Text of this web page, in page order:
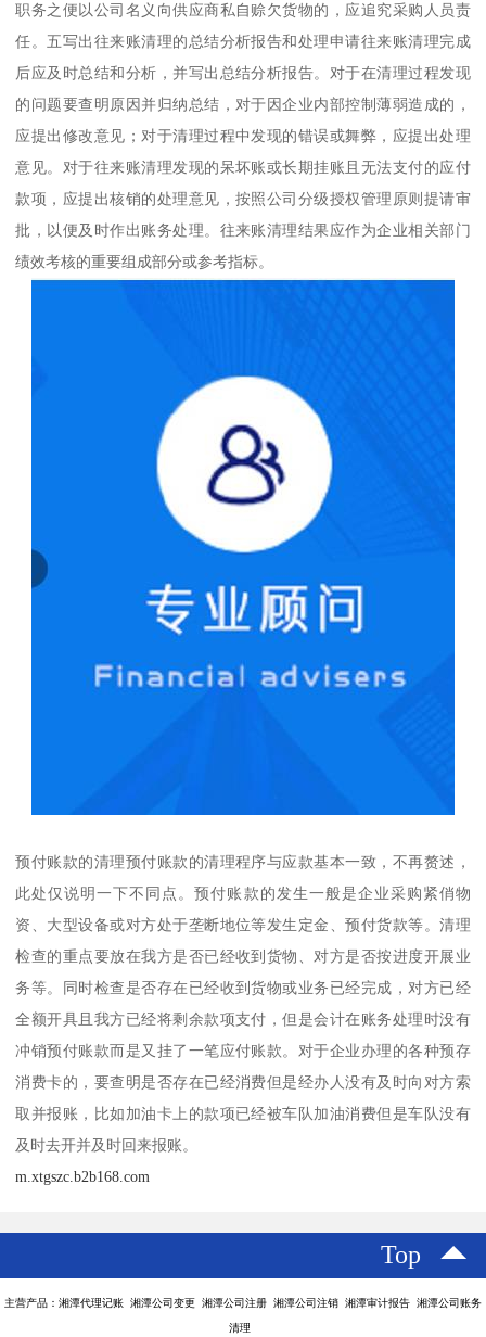
职务之便以公司名义向供应商私自赊欠货物的，应追究采购人员责
任。五写出往来账清理的总结分析报告和处理申请往来账清理完成
后应及时总结和分析，并写出总结分析报告。对于在清理过程发现
的问题要查明原因并归纳总结，对于因企业内部控制薄弱造成的，
应提出修改意见；对于清理过程中发现的错误或舞弊，应提出处理
意见。对于往来账清理发现的呆坏账或长期挂账且无法支付的应付
款项，应提出核销的处理意见，按照公司分级授权管理原则提请审
批，以便及时作出账务处理。往来账清理结果应作为企业相关部门
绩效考核的重要组成部分或参考指标。
预付账款的清理预付账款的清理程序与应款基本一致，不再赘述，
此处仅说明一下不同点。预付账款的发生一般是企业采购紧俏物
资、大型设备或对方处于垄断地位等发生定金、预付货款等。清理
检查的重点要放在我方是否已经收到货物、对方是否按进度开展业
务等。同时检查是否存在已经收到货物或业务已经完成，对方已经
全额开具且我方已经将剩余款项支付，但是会计在账务处理时没有
冲销预付账款而是又挂了一笔应付账款。对于企业办理的各种预存
消费卡的，要查明是否存在已经消费但是经办人没有及时向对方索
取并报账，比如加油卡上的款项已经被车队加油消费但是车队没有
及时去开并及时回来报账。
m.xtgszc.b2b168.com
Top
主营产品：湘潭代理记账 湘潭公司变更 湘潭公司注册 湘潭公司注销 湘潭审计报告 湘潭公司账务
清理